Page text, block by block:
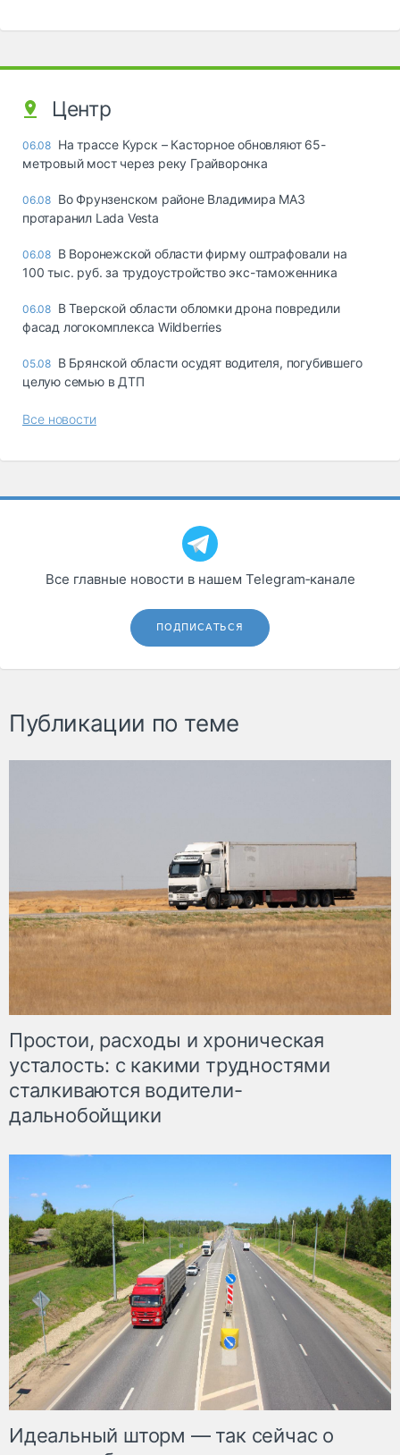
Центр
06.08 На трассе Курск – Касторное обновляют 65-
метровый мост через реку Грайворонка
06.08 Во Фрунзенском районе Владимира МАЗ
протаранил Lada Vesta
06.08 В Воронежской области фирму оштрафовали на
100 тыс. руб. за трудоустройство экс-таможенника
06.08 В Тверской области обломки дрона повредили
фасад логокомплекса Wildberries
05.08 В Брянской области осудят водителя, погубившего
целую семью в ДТП
Все новости
Все главные новости в нашем Telegram‑канале
ПОДПИСАТЬСЯ
Публикации по теме
Простои, расходы и хроническая
усталость: с какими трудностями
сталкиваются водители-
дальнобойщики
Идеальный шторм — так сейчас о